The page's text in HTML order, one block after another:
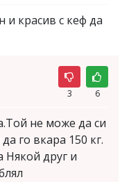
и красив с кеф да
3 6
не може да си
го вкара 150 кг.
Някой друг и